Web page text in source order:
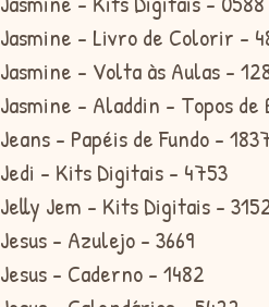
Jasmine - Livro de Colorir -
Jasmine - Volta às Aulas -
Jasmine - Aladdin - Topos de
Jeans - Papéis de Fundo -
Jedi - Kits Digitais - 4753
Jelly Jem - Kits Digitais -
Jesus - Azulejo - 3669
Jesus - Caderno - 1482